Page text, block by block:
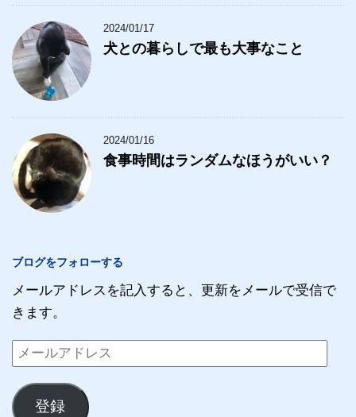
2024/01/17
犬との暮らしで最も大事なこと
2024/01/16
食事時間はランダムなほうがいい？
ブログをフォローする
メールアドレスを記入すると、更新をメールで受信で
きます。
メ
ー
ル
登録